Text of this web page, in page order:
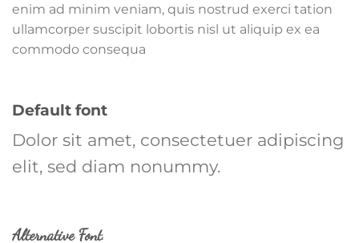
enim ad minim veniam, quis nostrud exerci tation
ullamcorper suscipit lobortis nisl ut aliquip ex ea
commodo consequa
Default font
Dolor sit amet, consectetuer adipiscing
elit, sed diam nonummy.
Alternative Font.